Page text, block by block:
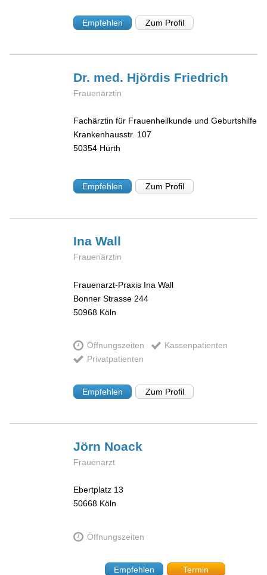
Empfehlen Zum Profil
Dr. med. Hjördis Friedrich
Frauenärztin
Fachärztin für Frauenheilkunde und Geburtshilfe
Krankenhausstr. 107
50354 Hürth
Empfehlen Zum Profil
InaWall
Frauenärztin
Frauenarzt-Praxis Ina Wall
Bonner Strasse 244
50968 Köln
Öffnungszeiten
Kassenpatienten
Privatpatienten
Empfehlen Zum Profil
Jörn Noack
Frauenarzt
Ebertplatz 13
50668 Köln
Öffnungszeiten
Empfehlen
Termin